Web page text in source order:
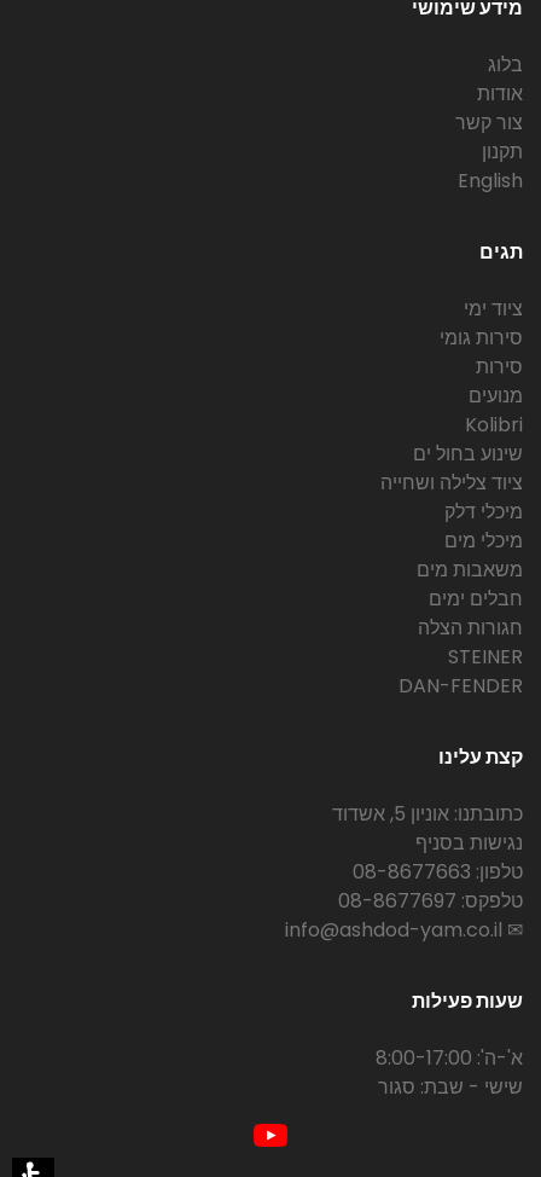
מידע שימושי
בלוג
אודות
צור קשר
תקנון
English
תגים
ציוד ימי
סירות גומי
סירות
מנועים
Kolibri
שינוע בחול ים
ציוד צלילה ושחייה
מיכלי דלק
מיכלי מים
משאבות מים
חבלים ימים
חגורות הצלה
STEINER
DAN-FENDER
קצת עלינו
כתובתנו: אוניון 5, אשדוד
נגישות בסניף
טלפון: 08-8677663
טלפקס: 08-8677697
✉ info@ashdod-yam.co.il
שעות פעילות
א'-ה': 8:00-17:00
שישי - שבת: סגור